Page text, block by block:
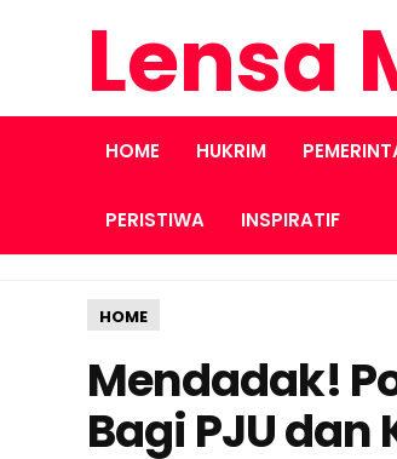
Lensa
HOME HUKRIM
PERISTIWA INSPIRATIF
HOME
Mendadak!
Bagi PJU